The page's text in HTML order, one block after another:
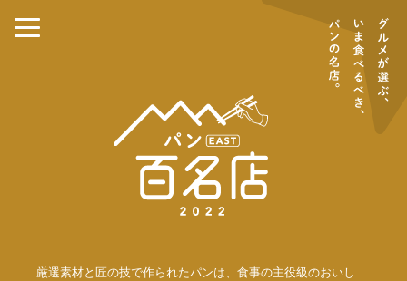
厳選素材と匠の技で作られたパンは、食事の主役級のおいし